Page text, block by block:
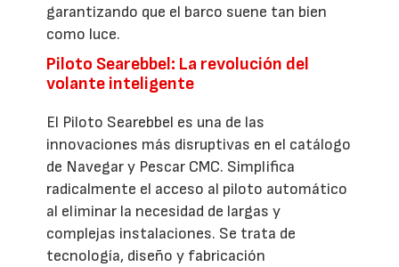
garantizando que el barco suene tan bien
como luce.
Piloto Searebbel: La revolución del
volante inteligente
El Piloto Searebbel es una de las
innovaciones más disruptivas en el catálogo
de Navegar y Pescar CMC. Simplifica
radicalmente el acceso al piloto automático
al eliminar la necesidad de largas y
complejas instalaciones. Se trata de
tecnología, diseño y fabricación